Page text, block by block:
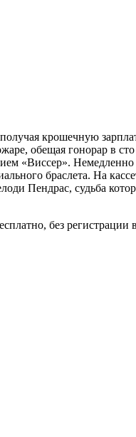
крошечную
обещая гонорар в сто
«Виссер». Немедленно
браслета. На
Пендрас, судьба
без регистрации